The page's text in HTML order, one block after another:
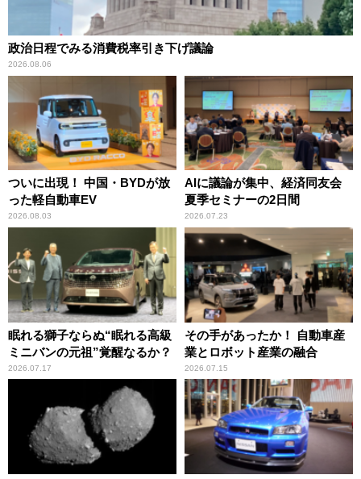
政治日程でみる消費税率引き下げ議論
2026.08.06
ついに出現！ 中国・BYDが放
った軽自動車EV
2026.08.03
AIに議論が集中、経済同友会
夏季セミナーの2日間
2026.07.23
眠れる獅子ならぬ“眠れる高級
ミニバンの元祖”覚醒なるか？
2026.07.17
その手があったか！ 自動車産
業とロボット産業の融合
2026.07.15